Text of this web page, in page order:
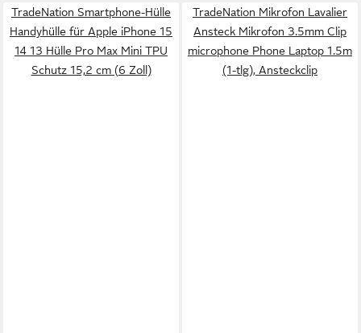
TradeNation Smartphone-Hülle
Handyhülle für Apple iPhone 15
14 13 Hülle Pro Max Mini TPU
Schutz 15,2 cm (6 Zoll)
TradeNation Mikrofon Lavalier
Ansteck Mikrofon 3.5mm Clip
microphone Phone Laptop 1.5m
(1-tlg), Ansteckclip